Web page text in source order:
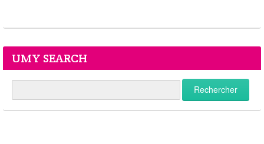
UMY SEARCH